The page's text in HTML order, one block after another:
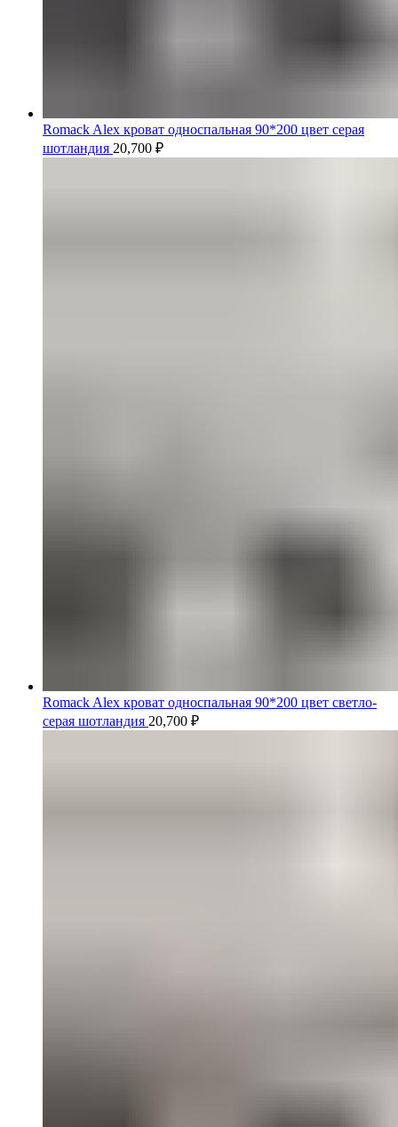
Romack Alex кроват односпальная 90*200 цвет серая
шотландия 20,700 ₽
Romack Alex кроват односпальная 90*200 цвет светло-
серая шотландия 20,700 ₽